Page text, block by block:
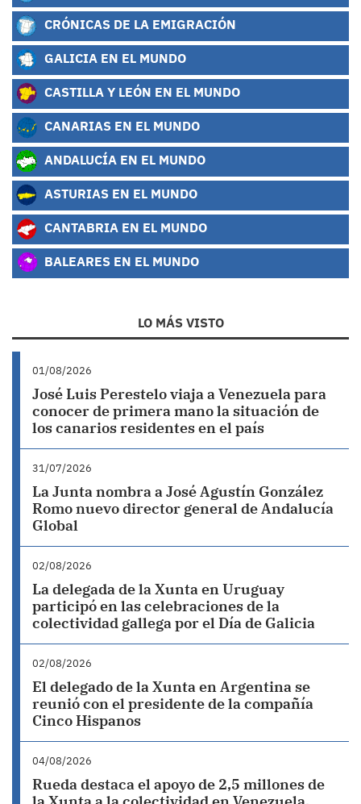
CRÓNICAS DE LA EMIGRACIÓN
GALICIA EN EL MUNDO
CASTILLA Y LEÓN EN EL MUNDO
CANARIAS EN EL MUNDO
ANDALUCÍA EN EL MUNDO
ASTURIAS EN EL MUNDO
CANTABRIA EN EL MUNDO
BALEARES EN EL MUNDO
LO MÁS VISTO
01/08/2026
José Luis Perestelo viaja a Venezuela para
conocer de primera mano la situación de
los canarios residentes en el país
31/07/2026
La Junta nombra a José Agustín González
Romo nuevo director general de Andalucía
Global
02/08/2026
La delegada de la Xunta en Uruguay
participó en las celebraciones de la
colectividad gallega por el Día de Galicia
02/08/2026
El delegado de la Xunta en Argentina se
reunió con el presidente de la compañía
Cinco Hispanos
04/08/2026
Rueda destaca el apoyo de 2,5 millones de